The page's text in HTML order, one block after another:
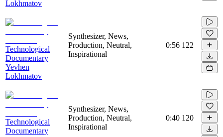
Lokhmatov
Technological
Documentary
Yevhen
Lokhmatov
Synthesizer, News,
Production, Neutral,
Inspirational
0:56 122
Technological
Documentary
Synthesizer, News,
Production, Neutral,
Inspirational
0:40 120